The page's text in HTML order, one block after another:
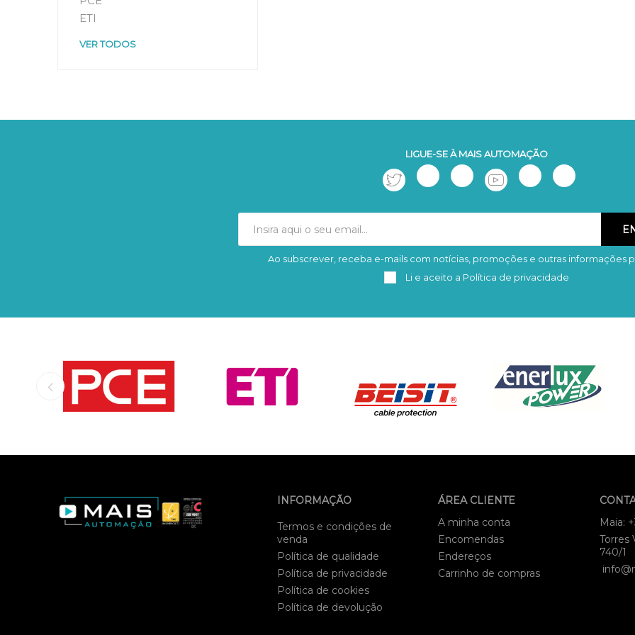
ETI
VER TODOS
LIGUE-SE À MAIS AUTOMAÇÃO
Subscrever Remover
Ao subscrever, receba e-mails com notícias, promoções e outras informações
Li e aceito a Política de privacidade
INFORMAÇÃO
Termos e condições de
venda
Política de qualidade
Política de privacidade
Política de cookies
Política de devolução
ÁREA CLIENTE
A minha conta
Encomendas
Endereços
Carrinho de compras
Maia:
Torres
740/1